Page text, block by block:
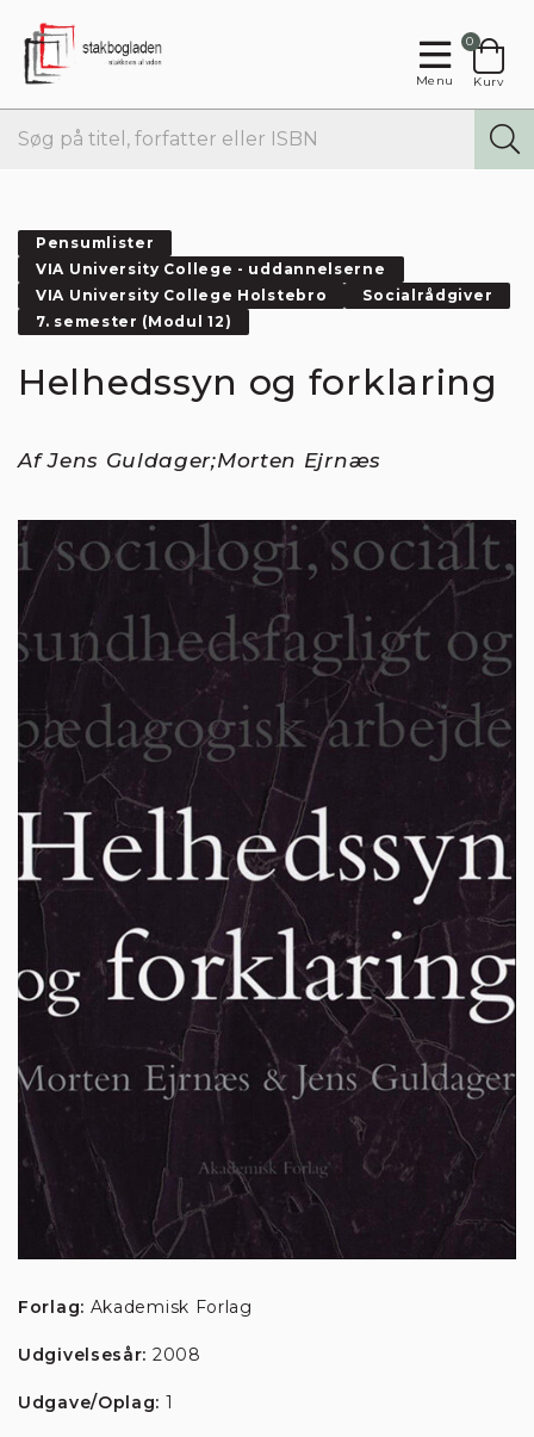
Menu
0
Kurv
Pensumlister
VIA University College - uddannelserne
VIA University College Holstebro
Socialrådgiver
7. semester (Modul 12)
Helhedssyn og forklaring
Af Jens Guldager;Morten Ejrnæs
Forlag: Akademisk Forlag
Udgivelsesår: 2008
Udgave/Oplag: 1